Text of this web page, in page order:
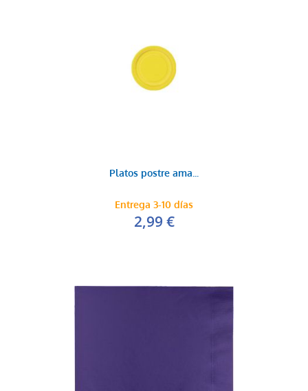
Platos postre ama...
Entrega 3-10 días
2,99 €